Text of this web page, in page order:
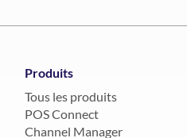
Produits
Tous les produits
POS Connect
Channel Manager